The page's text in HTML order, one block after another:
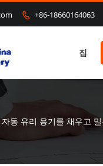
 +86-18660164063
집
자동 유리 용기를 채우고